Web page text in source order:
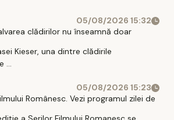
05/08/2026 15:32
clădirilor nu înseamnă doar
Kieser, una dintre clădirile
...
05/08/2026 15:23
Românesc. Vezi programul zilei de